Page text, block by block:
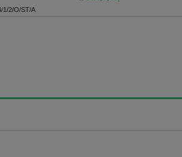
1/2/O/ST/A